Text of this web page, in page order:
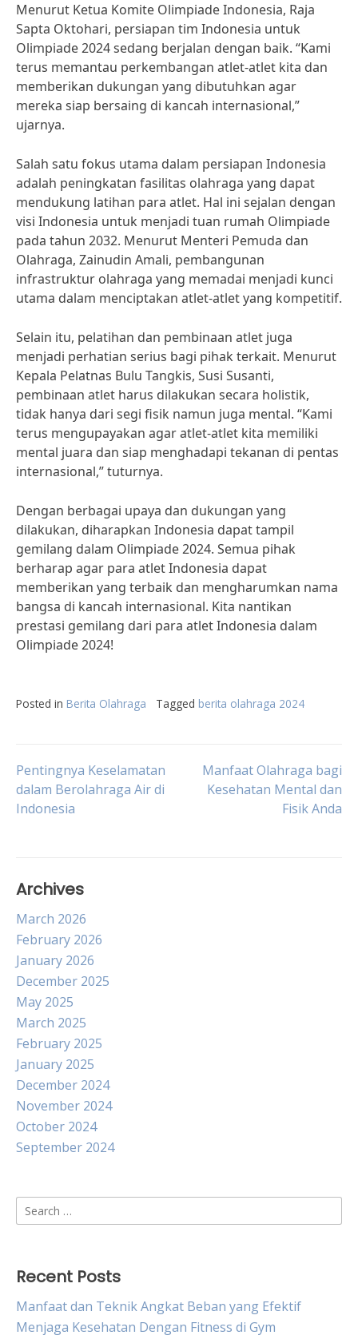
Menurut Ketua Komite Olimpiade Indonesia, Raja
Sapta Oktohari, persiapan tim Indonesia untuk
Olimpiade 2024 sedang berjalan dengan baik. “Kami
terus memantau perkembangan atlet-atlet kita dan
memberikan dukungan yang dibutuhkan agar
mereka siap bersaing di kancah internasional,”
ujarnya.
Salah satu fokus utama dalam persiapan Indonesia
adalah peningkatan fasilitas olahraga yang dapat
mendukung latihan para atlet. Hal ini sejalan dengan
visi Indonesia untuk menjadi tuan rumah Olimpiade
pada tahun 2032. Menurut Menteri Pemuda dan
Olahraga, Zainudin Amali, pembangunan
infrastruktur olahraga yang memadai menjadi kunci
utama dalam menciptakan atlet-atlet yang kompetitif.
Selain itu, pelatihan dan pembinaan atlet juga
menjadi perhatian serius bagi pihak terkait. Menurut
Kepala Pelatnas Bulu Tangkis, Susi Susanti,
pembinaan atlet harus dilakukan secara holistik,
tidak hanya dari segi fisik namun juga mental. “Kami
terus mengupayakan agar atlet-atlet kita memiliki
mental juara dan siap menghadapi tekanan di pentas
internasional,” tuturnya.
Dengan berbagai upaya dan dukungan yang
dilakukan, diharapkan Indonesia dapat tampil
gemilang dalam Olimpiade 2024. Semua pihak
berharap agar para atlet Indonesia dapat
memberikan yang terbaik dan mengharumkan nama
bangsa di kancah internasional. Kita nantikan
prestasi gemilang dari para atlet Indonesia dalam
Olimpiade 2024!
Posted in Berita Olahraga Tagged berita olahraga 2024
Post
navigation
Pentingnya Keselamatan
dalam Berolahraga Air di
Indonesia
Manfaat Olahraga bagi
Kesehatan Mental dan
Fisik Anda
Archives
March 2026
February 2026
January 2026
December 2025
May 2025
March 2025
February 2025
January 2025
December 2024
November 2024
October 2024
September 2024
Search
for:
Recent Posts
Manfaat dan Teknik Angkat Beban yang Efektif
Menjaga Kesehatan Dengan Fitness di Gym